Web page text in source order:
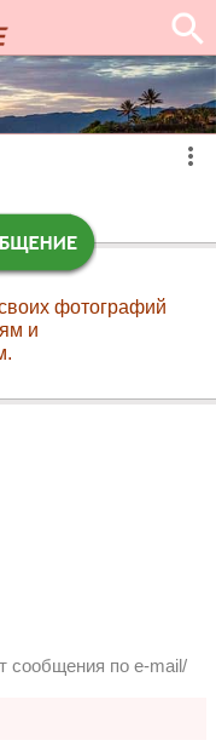
фотографий
и
сообщения по e-mail/